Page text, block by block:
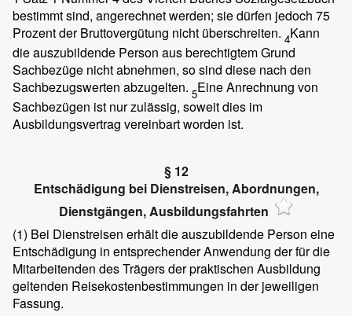
bestimmt sind, angerechnet werden; sie dürfen jedoch 75
Prozent der Bruttovergütung nicht überschreiten. 4Kann
die auszubildende Person aus berechtigtem Grund
Sachbezüge nicht abnehmen, so sind diese nach den
Sachbezugswerten abzugelten. 5Eine Anrechnung von
Sachbezügen ist nur zulässig, soweit dies im
Ausbildungsvertrag vereinbart worden ist.
§ 12
Entschädigung bei Dienstreisen, Abordnungen,
Dienstgängen, Ausbildungsfahrten
(1) Bei Dienstreisen erhält die auszubildende Person eine
Entschädigung in entsprechender Anwendung der für die
Mitarbeitenden des Trägers der praktischen Ausbildung
geltenden Reisekostenbestimmungen in der jeweiligen
Fassung.